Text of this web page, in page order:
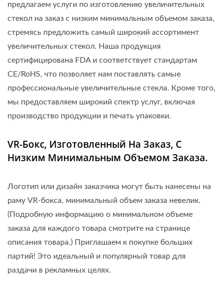
предлагаем услуги по изготовлению увеличительных
стекол на заказ с низким минимальным объемом заказа,
стремясь предложить самый широкий ассортимент
увеличительных стекол. Наша продукция
сертифицирована FDA и соответствует стандартам
CE/RoHS, что позволяет нам поставлять самые
профессиональные увеличительные стекла. Кроме того,
мы предоставляем широкий спектр услуг, включая
производство продукции и печать упаковки.
VR-Бокс, Изготовленный На Заказ, С
Низким Минимальным Объемом Заказа.
Логотип или дизайн заказчика могут быть нанесены на
раму VR-бокса, минимальный объем заказа невелик.
(Подробную информацию о минимальном объеме
заказа для каждого товара смотрите на странице
описания товара.) Приглашаем к покупке больших
партий! Это идеальный и популярный товар для
раздачи в рекламных целях.